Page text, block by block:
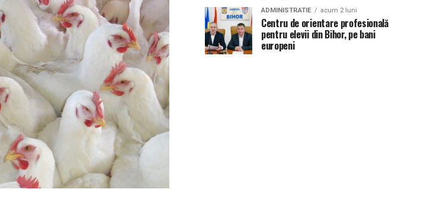
ADMINISTRATIE acum 2 luni
Centru de orientare profesională
pentru elevii din Bihor, pe bani
europeni